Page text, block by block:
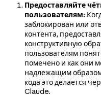
Предоставляйте
пользователям:
заблокирован или
контента,
конструктивную
пользователям
помечено и как они
надлежащим
кода это делается
Claude.